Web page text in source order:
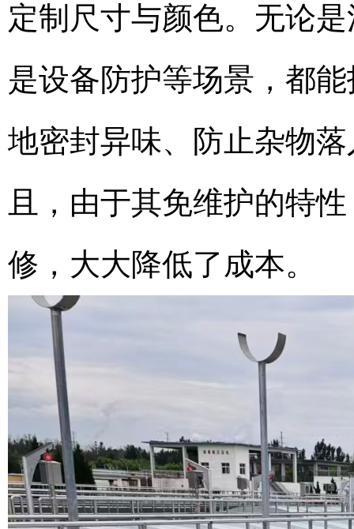
定制尺寸与颜色。无论
是设备防护等场景，都
地密封异味、防止杂物
且，由于其免维护的特
修，大大降低了成本。